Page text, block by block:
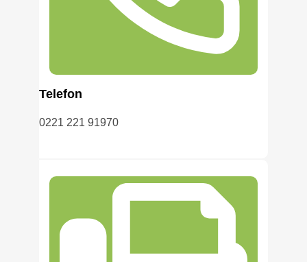
Telefon
0221 221 91970